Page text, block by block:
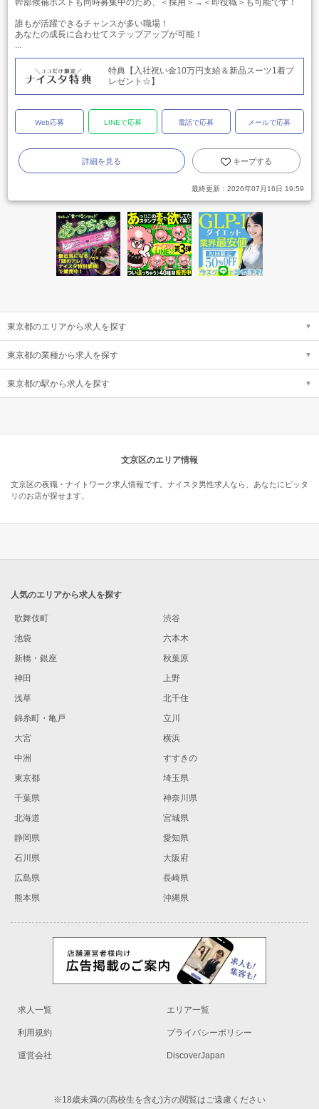
幹部候補ポストも同時募集中のため、＜採用＞→＜即役職＞も可能です！
誰もが活躍できるチャンスが多い職場！
あなたの成長に合わせてステップアップが可能！
...
特典【入社祝い金10万円支給＆新品スーツ1着プ
レゼント☆】
Web応募 LINEで応募 電話で応募 メールで応募
詳細を見る キープする
最終更新： 2026年07月16日 19:59
東京都のエリアから求人を探す
東京都の業種から求人を探す
東京都の駅から求人を探す
文京区のエリア情報
文京区の夜職・ナイトワーク求人情報です。ナイスタ男性求人なら、あなたにピッタ
リのお店が探せます。
人気のエリアから求人を探す
歌舞伎町
渋谷
池袋
六本木
新橋・銀座
秋葉原
神田
上野
浅草
北千住
錦糸町・亀戸
立川
大宮
横浜
中洲
すすきの
東京都
埼玉県
千葉県
神奈川県
北海道
宮城県
静岡県
愛知県
石川県
大阪府
広島県
長崎県
熊本県
沖縄県
求人一覧 エリア一覧
利用規約 プライバシーポリシー
運営会社 DiscoverJapan
※18歳未満の(高校生を含む)方の閲覧はご遠慮ください